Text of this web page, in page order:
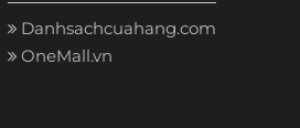
Danhsachcuahang.com
OneMall.vn